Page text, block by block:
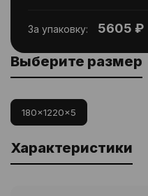
За упаковку: 5605 ₽
Выберите размер
180x1220x5
Характеристики